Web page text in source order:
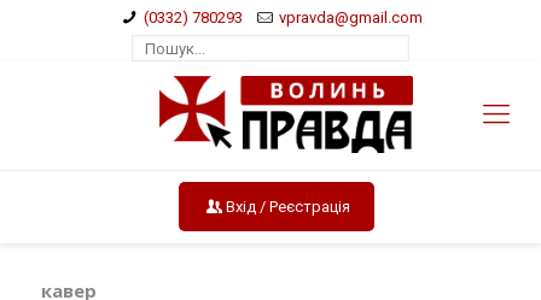
(0332) 780293 vpravda@gmail.com
Вхід / Реєстрація
кавер